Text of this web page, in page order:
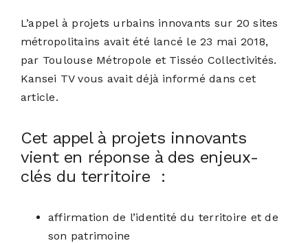
L’appel à projets urbains innovants sur 20 sites
métropolitains avait été lancé le 23 mai 2018,
par Toulouse Métropole et Tisséo Collectivités.
Kansei TV vous avait déjà informé danscet
article.
Cet appel à projets innovants
vient en réponse à des enjeux-
clés du territoire :
affirmation de l’identité du territoire et de
son patrimoine
S’ABONNER